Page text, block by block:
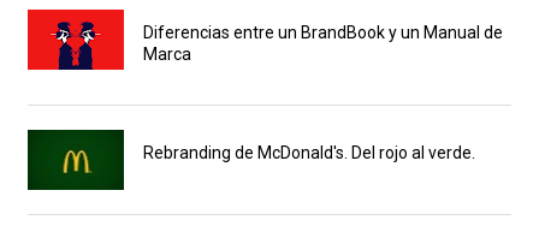
Diferencias entre un BrandBook y un Manual de
Marca
Rebranding de McDonald's. Del rojo al verde.